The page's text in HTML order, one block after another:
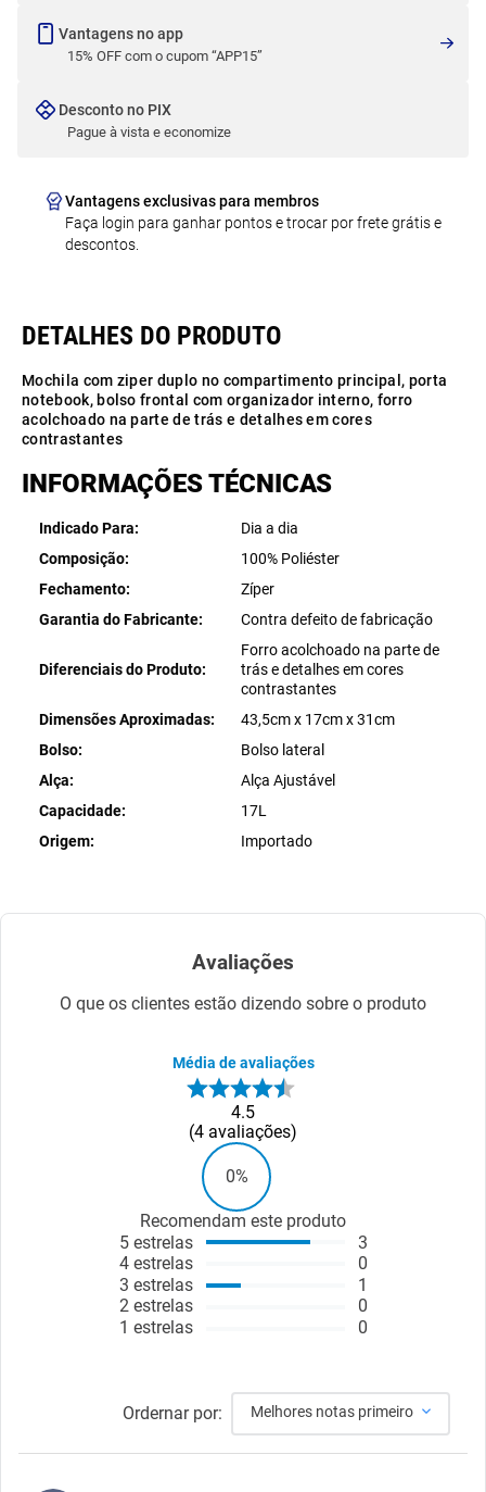
Vantagens no app
15% OFF com o cupom “APP15”
Desconto no PIX
Pague à vista e economize
Vantagens exclusivas para membros
Faça login para ganhar pontos e trocar por frete grátis e
descontos.
Mochila com ziper duplo no compartimento principal, porta
notebook, bolso frontal com organizador interno, forro
acolchoado na parte de trás e detalhes em cores
contrastantes
INFORMAÇÕES TÉCNICAS
Indicado Para
Dia a dia
Composição
100% Poliéster
Fechamento
Zíper
Garantia do Fabricante
Contra defeito de fabricação
Diferenciais do Produto
Forro acolchoado na parte de
trás e detalhes em cores
contrastantes
Dimensões Aproximadas
43,5cm x 17cm x 31cm
Bolso
Bolso lateral
Alça
Alça Ajustável
Capacidade
17L
Origem
Importado
Avaliações
O que os clientes estão dizendo sobre o produto
Média de avaliações
4.5
4 avaliações
0%
Recomendam este produto
5 estrelas
4 estrelas
3 estrelas
2 estrelas
1 estrelas
3
0
1
0
0
Ordernar por: Melhores notas primeiro